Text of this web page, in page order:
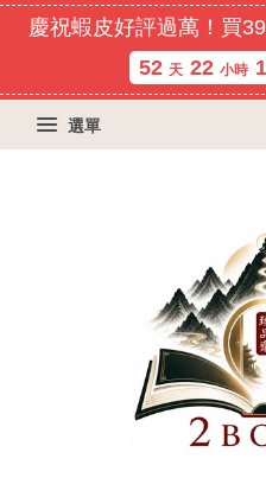
慶祝蝦皮好評過萬！買
52 天 22 小時
選單